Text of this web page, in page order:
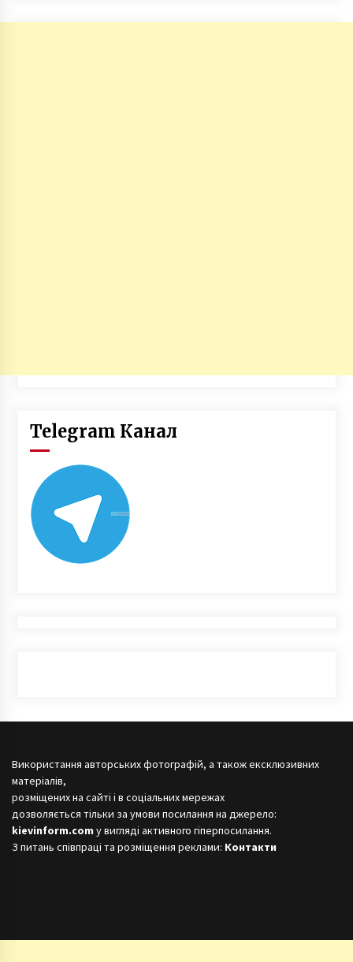
Telegram Канал
Використання авторських фотографій, а також ексклюзивних
матеріалів,
розміщених на сайті і в соціальних мережах
дозволяється тільки за умови посилання на джерело:
kievinform.com у вигляді активного гіперпосилання.
З питань співпраці та розміщення реклами: Контакти